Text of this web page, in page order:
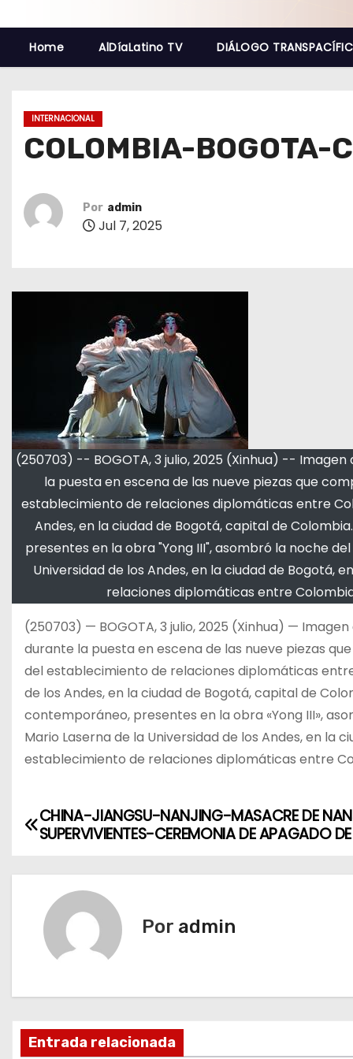
Home AlDíaLatino TV DIÁLOGO
INTERNACIONAL
COLOMBIA-BOGOTA-
Por admin
Jul 7, 2025
(250703) -- BOGOTA, 3 julio, 2025 (Xinhua) --
la puesta en escena de las nueve piezas que
establecimiento de relaciones diplomáticas entre
Andes, en la ciudad de Bogotá, capital de
presentes en la obra "Yong III", asombró la noche
Universidad de los Andes, en la ciudad de
relaciones diplomáticas entre
(250703) — BOGOTA, 3 julio, 2025 (Xinhua) —
durante la puesta en escena de las nueve piezas
del establecimiento de relaciones diplomáticas
de los Andes, en la ciudad de Bogotá, capital de
contemporáneo, presentes en la obra «Yong III»,
Mario Laserna de la Universidad de los Andes, en la
establecimiento de relaciones diplomáticas entre
N
c
CHINA-JIANGSU-NANJING-MASACRE DE
SUPERVIVIENTES-CEREMONIA DE APAGADO
Por admin
Entrada relacionada